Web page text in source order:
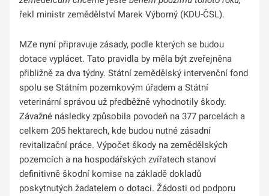
řekl ministr zemědělství Marek Výborný (KDU-ČSL).
MZe nyní připravuje zásady, podle kterých se budou
dotace vyplácet. Tato pravidla by měla být zveřejněna
přibližně za dva týdny. Státní zemědělský intervenční fond
spolu se Státním pozemkovým úřadem a Státní
veterinární správou už předběžně vyhodnotily škody.
Závažné následky způsobila povodeň na 377 parcelách a
celkem 205 hektarech, kde budou nutné zásadní
revitalizační práce. Výpočet škody na zemědělských
pozemcích a na hospodářských zvířatech stanoví
definitivně škodní komise na základě dokladů
poskytnutých žadatelem o dotaci. Žádosti od podporu